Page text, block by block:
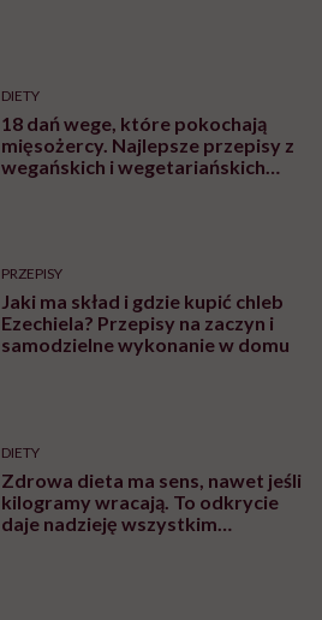
DIETY
18 dań wege, które pokochają
mięsożercy. Najlepsze przepisy z
wegańskich i wegetariańskich
PRZEPISY
Jaki ma skład i gdzie kupić chleb
Ezechiela? Przepisy na zaczyn i
samodzielne wykonanie w domu
DIETY
Zdrowa dieta ma sens, nawet jeśli
kilogramy wracają. To odkrycie
daje nadzieję wszystkim